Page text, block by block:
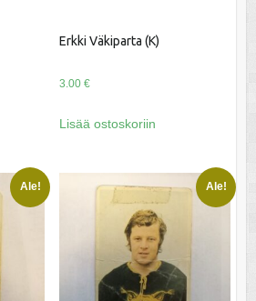
Erkki Väkiparta (K)
3.00 €
Lisää ostoskoriin
Ale! Ale!